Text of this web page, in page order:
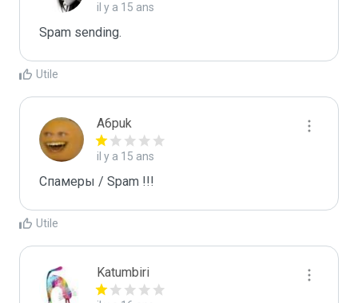
il y a 15 ans
Spam sending.
Utile
A6puk
il y a 15 ans
Спамеры / Spam !!!
Utile
Katumbiri